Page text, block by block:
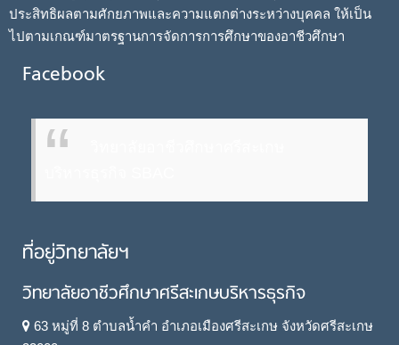
ประสิทธิผลตามศักยภาพและความแตกต่างระหว่างบุคคล ให้เป็น
ไปตามเกณฑ์มาตรฐานการจัดการการศึกษาของอาชีวศึกษา
Facebook
ที่อยู่วิทยาลัยฯ
วิทยาลัยอาชีวศึกษาศรีสะเกษบริหารธุรกิจ
63 หมู่ที่ 8 ตำบลน้ำคำ อำเภอเมืองศรีสะเกษ จังหวัดศรีสะเกษ